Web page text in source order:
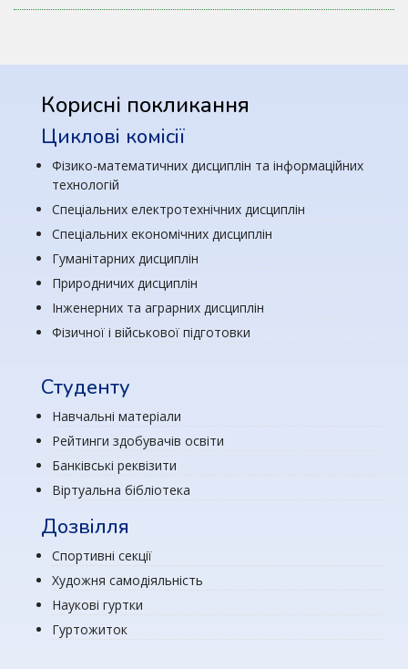
Корисні покликання
Циклові комісії
Фізико-математичних дисциплін та інформаційних
технологій
Спеціальних електротехнічних дисциплін
Спеціальних економічних дисциплін
Гуманітарних дисциплін
Природничих дисциплін
Інженерних та аграрних дисциплін
Фізичної і військової підготовки
Студенту
Навчальні матеріали
Рейтинги здобувачів освіти
Банківські реквізити
Віртуальна бібліотека
Дозвілля
Спортивні секції
Художня самодіяльність
Наукові гуртки
Гуртожиток